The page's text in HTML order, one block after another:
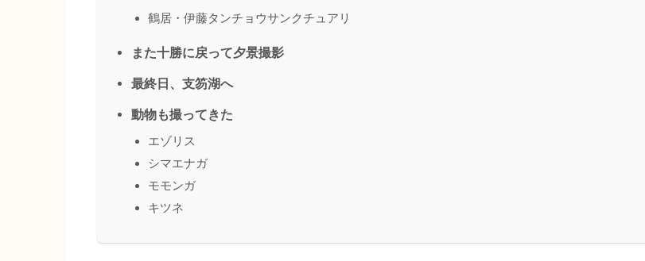
鶴居・伊藤タンチョウサンクチュアリ
また十勝に戻って夕景撮影
最終日、支笏湖へ
動物も撮ってきた
エゾリス
シマエナガ
モモンガ
キツネ